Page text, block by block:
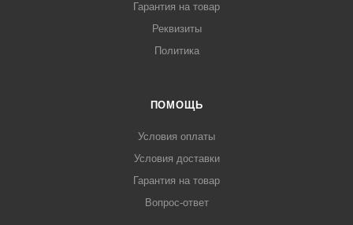
Гарантия на товар
Реквизиты
Политика
ПОМОЩЬ
Условия оплаты
Условия доставки
Гарантия на товар
Вопрос-ответ